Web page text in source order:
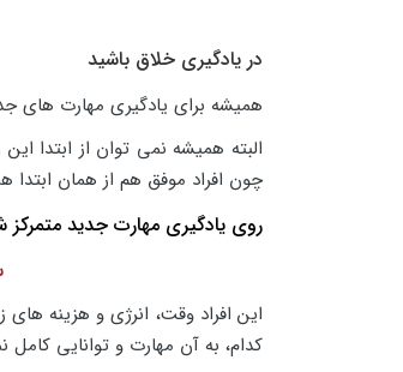
در یادگیری خلاق باشید
همیشه برای یادگیری مهارت های
البته همیشه نمی توان از ابتدا
چون افراد موفق هم از همان ابتدا
روی یادگیری مهارت جدید متمرکز
این افراد وقت، انرژی و هزینه
کدام، به آن مهارت و توانایی